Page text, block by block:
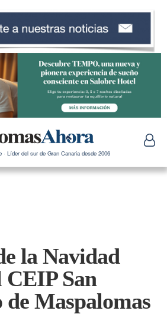
· Líder del sur de Gran Canaria desde 2006
la Navidad
CEIP San
Maspalomas